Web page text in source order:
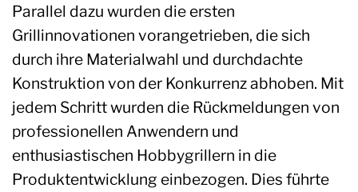
Parallel dazu wurden die ersten
Grillinnovationen vorangetrieben, die sich
durch ihre Materialwahl und durchdachte
Konstruktion von der Konkurrenz abhoben. Mit
jedem Schritt wurden die Rückmeldungen von
professionellen Anwendern und
enthusiastischen Hobbygrillern in die
Produktentwicklung einbezogen. Dies führte